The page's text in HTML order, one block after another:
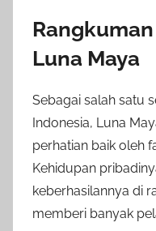
Luna Maya
Sebagai salah satu
Indonesia, Luna
perhatian baik oleh
Kehidupan
keberhasilannya di
memberi banyak